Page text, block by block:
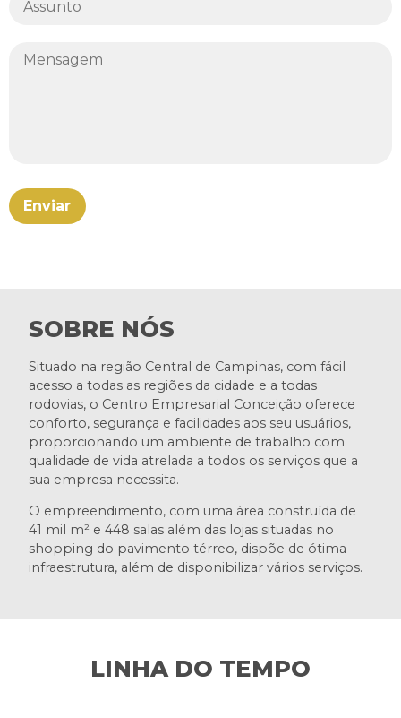
SOBRE NÓS
Situado na região Central de Campinas, com fácil
acesso a todas as regiões da cidade e a todas
rodovias, o Centro Empresarial Conceição oferece
conforto, segurança e facilidades aos seu usuários,
proporcionando um ambiente de trabalho com
qualidade de vida atrelada a todos os serviços que a
sua empresa necessita.
O empreendimento, com uma área construída de
41 mil m² e 448 salas além das lojas situadas no
shopping do pavimento térreo, dispõe de ótima
infraestrutura, além de disponibilizar vários serviços.
LINHA DO TEMPO